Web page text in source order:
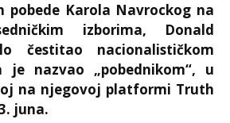
pobede Karola Navrockog na
izborima, Donald
čestitao nacionalističkom
je nazvao „pobednikom“, u
na njegovoj platformi Truth
juna.